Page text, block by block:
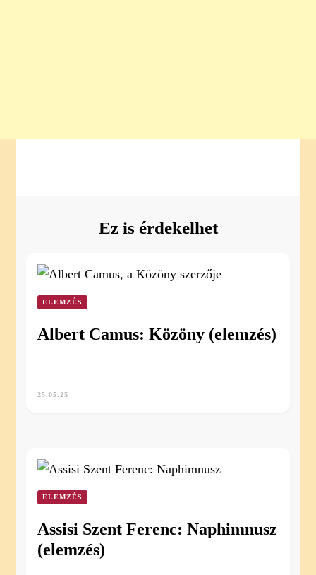
Ez is érdekelhet
ELEMZÉS
Albert Camus: Közöny (elemzés)
25.05.25
ELEMZÉS
Assisi Szent Ferenc: Naphimnusz
(elemzés)